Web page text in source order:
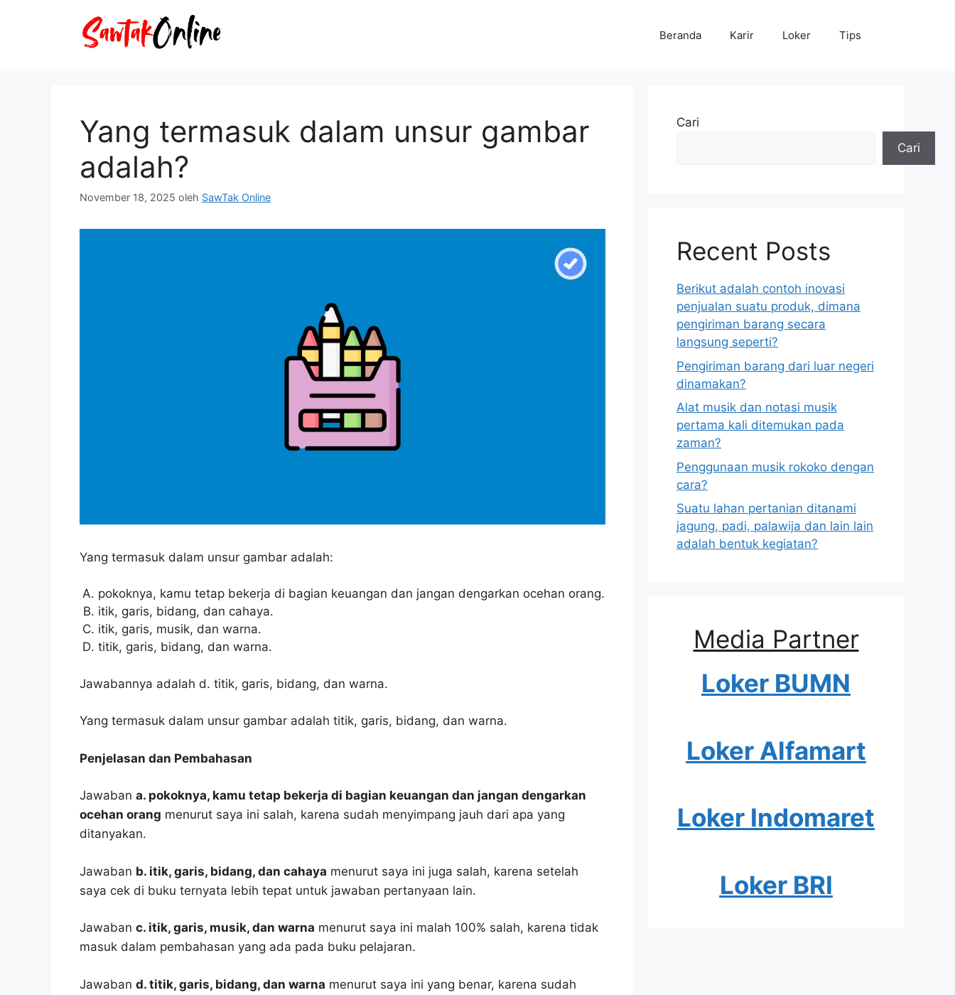
Beranda Karir Loker Tips
Yang termasuk dalam unsur gambar
adalah?
November 18, 2025 oleh SawTak Online
Yang termasuk dalam unsur gambar adalah:
pokoknya, kamu tetap bekerja di bagian keuangan dan jangan dengarkan ocehan orang.
itik, garis, bidang, dan cahaya.
itik, garis, musik, dan warna.
titik, garis, bidang, dan warna.
Jawabannya adalah d. titik, garis, bidang, dan warna.
Yang termasuk dalam unsur gambar adalah titik, garis, bidang, dan warna.
Penjelasan dan Pembahasan
Jawaban a. pokoknya, kamu tetap bekerja di bagian keuangan dan jangan dengarkan
ocehan orang menurut saya ini salah, karena sudah menyimpang jauh dari apa yang
ditanyakan.
Jawaban b. itik, garis, bidang, dan cahaya menurut saya ini juga salah, karena setelah
saya cek di buku ternyata lebih tepat untuk jawaban pertanyaan lain.
Jawaban c. itik, garis, musik, dan warna menurut saya ini malah 100% salah, karena tidak
masuk dalam pembahasan yang ada pada buku pelajaran.
Jawaban d. titik, garis, bidang, dan warna menurut saya ini yang benar, karena sudah
Cari
Cari
Recent Posts
Berikut adalah contoh inovasi
penjualan suatu produk, dimana
pengiriman barang secara
langsung seperti?
Pengiriman barang dari luar negeri
dinamakan?
Alat musik dan notasi musik
pertama kali ditemukan pada
zaman?
Penggunaan musik rokoko dengan
cara?
Suatu lahan pertanian ditanami
jagung, padi, palawija dan lain lain
adalah bentuk kegiatan?
Media Partner
Loker BUMN
Loker Alfamart
Loker Indomaret
Loker BRI